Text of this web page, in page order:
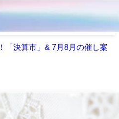
「決算市」& 7月8月の催し案